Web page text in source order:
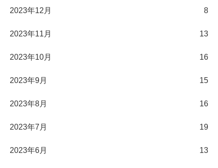
2023年12月 8
2023年11月 13
2023年10月 16
2023年9月 15
2023年8月 16
2023年7月 19
2023年6月 13